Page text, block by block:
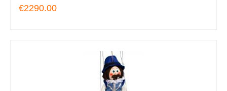
€2290.00